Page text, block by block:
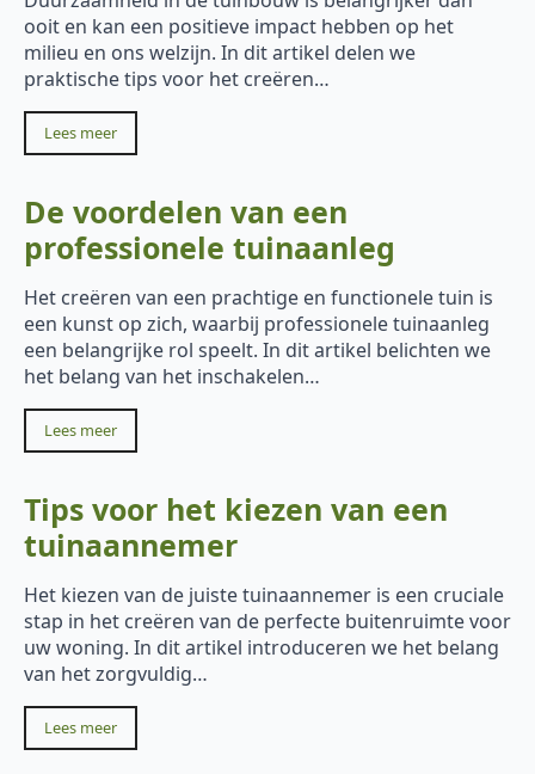
ooit en kan een positieve impact hebben op het
milieu en ons welzijn. In dit artikel delen we
praktische tips voor het creëren…
Lees meer
De voordelen van een
professionele tuinaanleg
Het creëren van een prachtige en functionele tuin is
een kunst op zich, waarbij professionele tuinaanleg
een belangrijke rol speelt. In dit artikel belichten we
het belang van het inschakelen…
Lees meer
Tips voor het kiezen van een
tuinaannemer
Het kiezen van de juiste tuinaannemer is een cruciale
stap in het creëren van de perfecte buitenruimte voor
uw woning. In dit artikel introduceren we het belang
van het zorgvuldig…
Lees meer